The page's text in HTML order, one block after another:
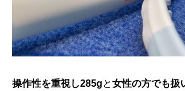
操作性を重視し285gと女性の方でも扱